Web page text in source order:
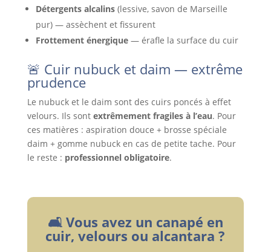
Détergents alcalins(lessive, savon de Marseille
pur) — assèchent et fissurent
Frottement énergique— érafle la surface du cuir
🚨 Cuir nubuck et daim — extrême
prudence
Le nubuck et le daim sont des cuirs poncés à effet
velours. Ils sont extrêmement fragiles à l’eau. Pour
ces matières : aspiration douce + brosse spéciale
daim + gomme nubuck en cas de petite tache. Pour
le reste : professionnel obligatoire.
🛋️ Vous avez un canapé en
cuir, velours ou alcantara ?